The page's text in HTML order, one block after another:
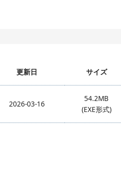
更新日 サイズ
2026-03-16
54.2MB
(EXE形式)